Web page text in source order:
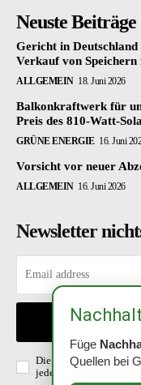
Neuste Beiträge
Gericht in
Verkauf von
ALLGEMEIN 18. Juni 2026
Balkonkraftwerk für
Preis des 810-Watt-
GRÜNE ENERGIE 16. Juni
Vorsicht vor neuer
ALLGEMEIN 16. Juni 2026
Newsletter
Die Richtlinien habe
jederzeit möglich.
Füge
Quellen bei